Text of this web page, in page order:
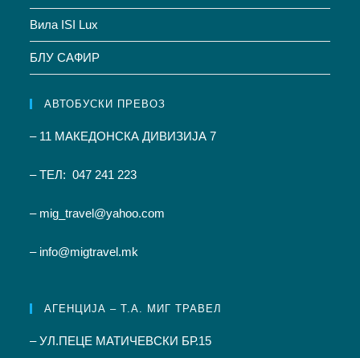
Вила ISI Lux
БЛУ САФИР
АВТОБУСКИ ПРЕВОЗ
– 11 МАКЕДОНСКА ДИВИЗИЈА 7
– ТЕЛ: 047 241 223
– mig_travel@yahoo.com
– info@migtravel.mk
АГЕНЦИЈА – Т.А. МИГ ТРАВЕЛ
– УЛ.ПЕЦЕ МАТИЧЕВСКИ БР.15